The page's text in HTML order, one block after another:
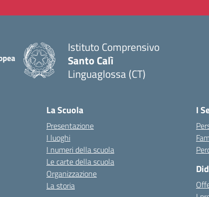
Istituto Comprensivo
Santo Calì
Linguaglossa (CT)
La Scuola
Presentazione
I luoghi
I numeri della scuola
Le carte della scuola
Organizzazione
La storia
I